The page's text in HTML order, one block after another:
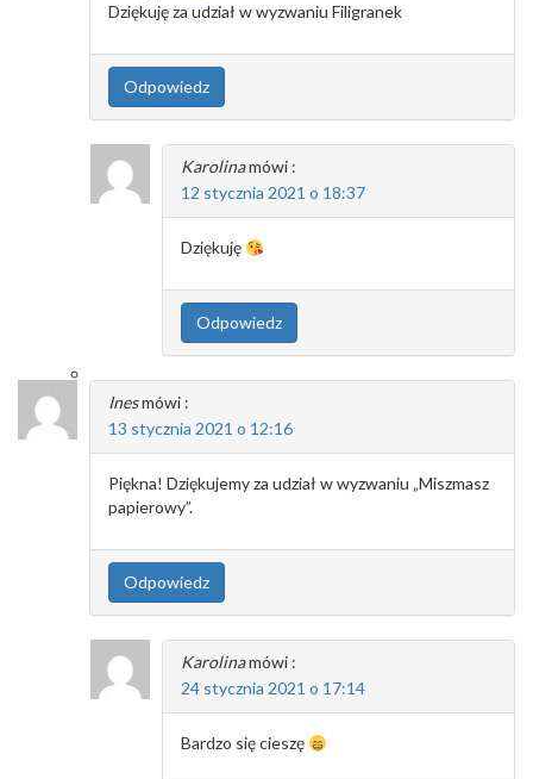
Dziękuję za udział w wyzwaniu Filigranek
Odpowiedz
Karolinamówi :
12 stycznia 2021 o 18:37
Dziękuję
Odpowiedz
Inesmówi :
13 stycznia 2021 o 12:16
Piękna! Dziękujemy za udział w wyzwaniu „Miszmasz
papierowy”.
Odpowiedz
Karolinamówi :
24 stycznia 2021 o 17:14
Bardzo się cieszę